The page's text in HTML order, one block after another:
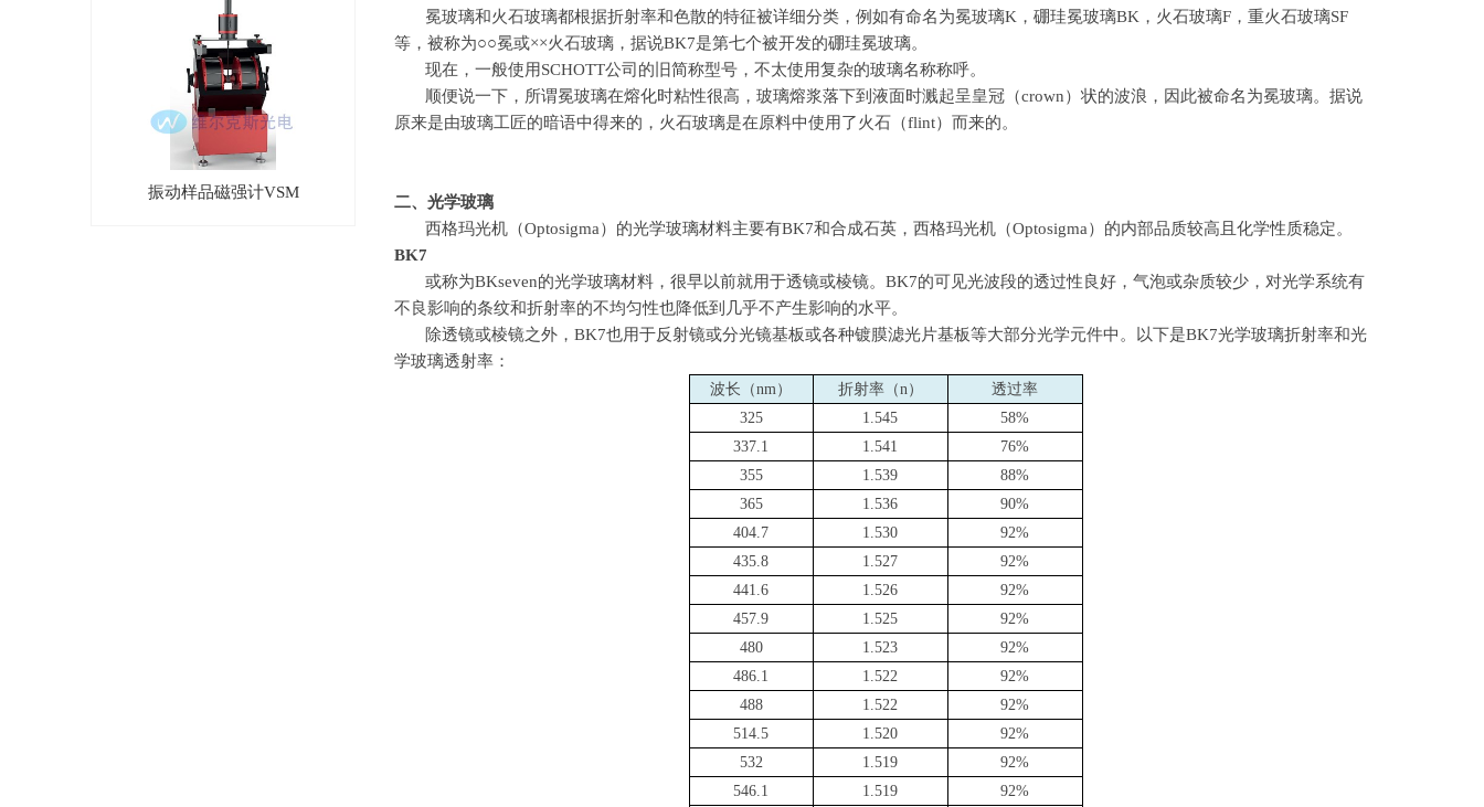
振动样品磁强计VSM
冕玻璃和火石玻璃都根据折射率和色散的特征被详细分类，例如有命名为冕玻璃K，硼珪冕玻璃BK，火石玻璃F，重火石玻璃SF
等，被称为○○冕或××火石玻璃，据说BK7是第七个被开发的硼珪冕玻璃。
现在，一般使用SCHOTT公司的旧简称型号，不太使用复杂的玻璃名称称呼。
顺便说一下，所谓冕玻璃在熔化时粘性很高，玻璃熔浆落下到液面时溅起呈皇冠（crown）状的波浪，因此被命名为冕玻璃。据说
原来是由玻璃工匠的暗语中得来的，火石玻璃是在原料中使用了火石（flint）而来的。
二、光学玻璃
西格玛光机（Optosigma）的光学玻璃材料主要有BK7和合成石英，西格玛光机（Optosigma）的内部品质较高且化学性质稳定。
BK7
或称为BKseven的光学玻璃材料，很早以前就用于透镜或棱镜。 BK7的可见光波段的透过性良好，气泡或杂质较少，对光学系统有
不良影响的条纹和折射率的不均匀性也降低到几乎不产生影响的水平。
除透镜或棱镜之外， BK7也用于反射镜或分光镜基板或各种镀膜滤光片基板等大部分光学元件中。以下是BK7光学玻璃折射率和光
学玻璃透射率：
波长（nm） 折射率（n）
透过率
325
1.545
58%
337.1
1.541
76%
355
1.539
88%
365
1.536
90%
404.7
1.530
92%
435.8
1.527
92%
441.6
1.526
92%
457.9
1.525
92%
480
1.523
92%
486.1
1.522
92%
488
1.522
92%
514.5
1.520
92%
532
1.519
92%
546.1
1.519
92%